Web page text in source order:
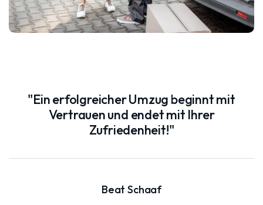
"Ein erfolgreicher Umzug beginnt mit
Vertrauen und endet mit Ihrer
Zufriedenheit!"
Beat Schaaf